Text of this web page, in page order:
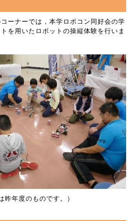
ーナーでは，本学ロボコン同好会の学
を用いたロボットの操縦体験を行いま
昨年度のものです。）